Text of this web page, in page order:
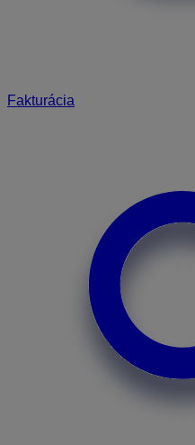
Fakturácia